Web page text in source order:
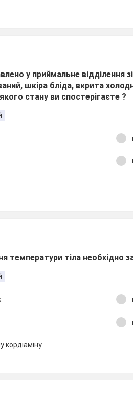
у приймальне відділення
шкіра бліда, вкрита
стану ви спостерігаєте ?
температури тіла необхідно
кордіаміну